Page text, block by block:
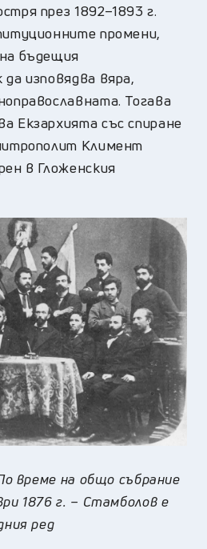
през 1892–1893 г.
промени,
бъдещия
изповядва вяра,
Тогава
Екзархията със спиране
Климент
в Гложенския
време на общо събрание
1876 г. – Стамболов е
ред